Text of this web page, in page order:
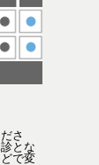
さ
とな
で変